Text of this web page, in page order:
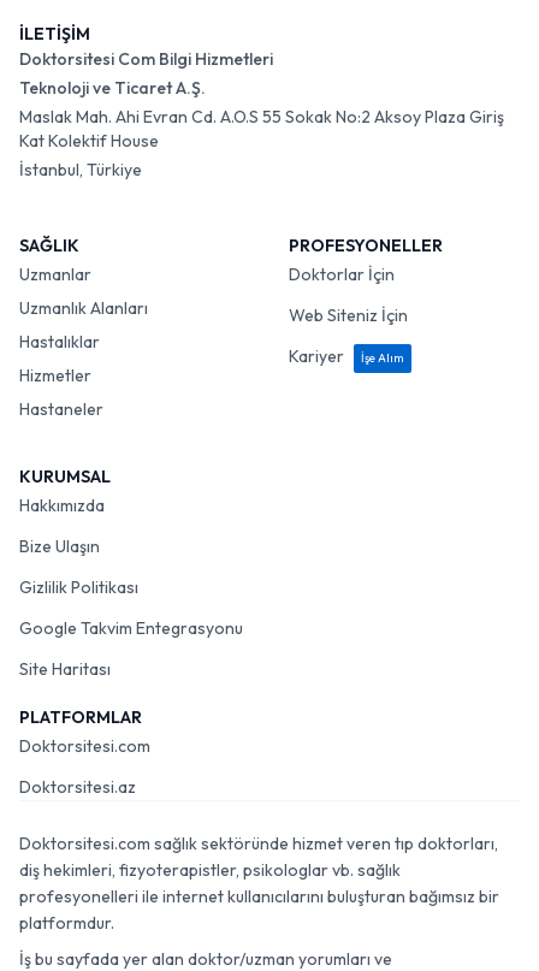
İLETİŞİM
Doktorsitesi Com Bilgi Hizmetleri
Teknoloji ve Ticaret A.Ş.
Maslak Mah. Ahi Evran Cd. A.O.S 55 Sokak No:2 Aksoy Plaza Giriş
Kat Kolektif House
İstanbul, Türkiye
SAĞLIK
Uzmanlar
Uzmanlık Alanları
Hastalıklar
Hizmetler
Hastaneler
PROFESYONELLER
Doktorlar İçin
Web Siteniz İçin
Kariyer
İşe Alım
KURUMSAL
Hakkımızda
Bize Ulaşın
Gizlilik Politikası
Google Takvim Entegrasyonu
Site Haritası
PLATFORMLAR
Doktorsitesi.com
Doktorsitesi.az
Doktorsitesi.com sağlık sektöründe hizmet veren tıp doktorları,
diş hekimleri, fizyoterapistler, psikologlar vb. sağlık
profesyonelleri ile internet kullanıcılarını buluşturan bağımsız bir
platformdur.
İş bu sayfada yer alan doktor/uzman yorumları ve